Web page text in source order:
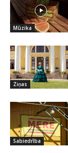
Mūzika
Ziņas
Sabiedrība